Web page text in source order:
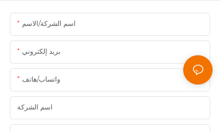
اسم الشركة/الاسم
بريد إلكتروني
واتساب/هاتف
اسم الشركة